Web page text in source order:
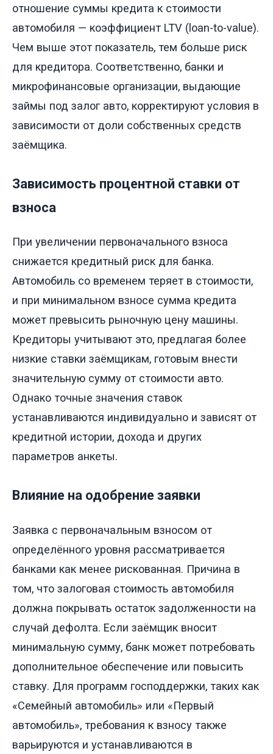
отношение суммы кредита к стоимости
автомобиля — коэффициент LTV (loan-to-value).
Чем выше этот показатель, тем больше риск
для кредитора. Соответственно, банки и
микрофинансовые организации, выдающие
займы под залог авто, корректируют условия в
зависимости от доли собственных средств
заёмщика.
Зависимость процентной ставки от
взноса
При увеличении первоначального взноса
снижается кредитный риск для банка.
Автомобиль со временем теряет в стоимости,
и при минимальном взносе сумма кредита
может превысить рыночную цену машины.
Кредиторы учитывают это, предлагая более
низкие ставки заёмщикам, готовым внести
значительную сумму от стоимости авто.
Однако точные значения ставок
устанавливаются индивидуально и зависят от
кредитной истории, дохода и других
параметров анкеты.
Влияние на одобрение заявки
Заявка с первоначальным взносом от
определённого уровня рассматривается
банками как менее рискованная. Причина в
том, что залоговая стоимость автомобиля
должна покрывать остаток задолженности на
случай дефолта. Если заёмщик вносит
минимальную сумму, банк может потребовать
дополнительное обеспечение или повысить
ставку. Для программ господдержки, таких как
«Семейный автомобиль» или «Первый
автомобиль», требования к взносу также
варьируются и устанавливаются в